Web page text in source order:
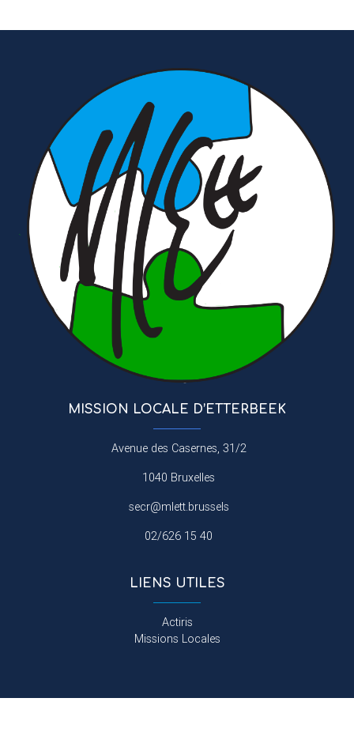
MISSION LOCALE D’ETTERBEEK
Avenue des Casernes, 31/2
1040 Bruxelles
secr@mlett.brussels
02/626 15 40
LIENS UTILES
Actiris
Missions Locales